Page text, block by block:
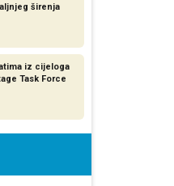
širenja
iz cijeloga
Task Force